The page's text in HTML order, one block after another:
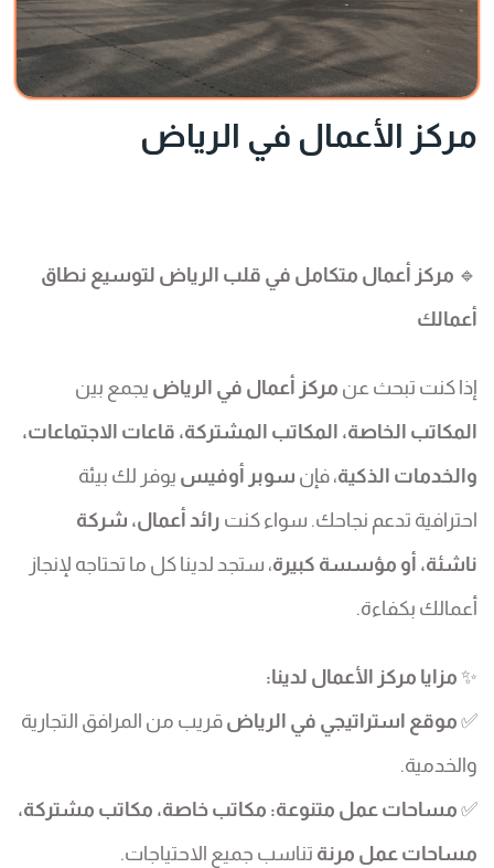
مركز الأعمال في الرياض
🔹 مركز أعمال متكامل في قلب الرياض لتوسيع نطاق
أعمالك
إذا كنت تبحث عن مركز أعمال في الرياض يجمع بين
المكاتب الخاصة، المكاتب المشتركة، قاعات الاجتماعات،
والخدمات الذكية، فإن سوبر أوفيس يوفر لك بيئة
احترافية تدعم نجاحك. سواء كنت رائد أعمال، شركة
ناشئة، أو مؤسسة كبيرة، ستجد لدينا كل ما تحتاجه لإنجاز
أعمالك بكفاءة.
✨ مزايا مركز الأعمال لدينا:
✅ موقع استراتيجي في الرياض قريب من المرافق التجارية
والخدمية.
✅ مساحات عمل متنوعة: مكاتب خاصة، مكاتب مشتركة،
مساحات عمل مرنة تناسب جميع الاحتياجات.